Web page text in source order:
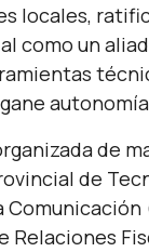
locales,
como un
de
de
Comunicación
Relaciones